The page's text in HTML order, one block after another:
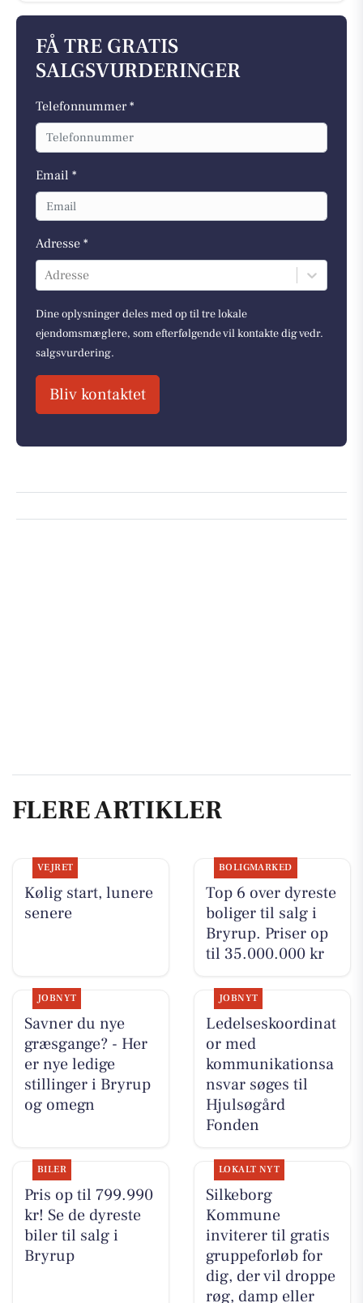
FÅ TRE GRATIS
SALGSVURDERINGER
Telefonnummer *
Email *
Adresse *
Adresse
Dine oplysninger deles med op til tre lokale
ejendomsmæglere, som efterfølgende vil kontakte dig vedr.
salgsvurdering.
Bliv kontaktet
FLERE ARTIKLER
VEJRET
Kølig start, lunere
senere
BOLIGMARKED
Top 6 over dyreste
boliger til salg i
Bryrup. Priser op
til 35.000.000 kr
JOBNYT
Savner du nye
græsgange? - Her
er nye ledige
stillinger i Bryrup
og omegn
JOBNYT
Ledelseskoordinat
or med
kommunikationsa
nsvar søges til
Hjulsøgård
Fonden
BILER
Pris op til 799.990
kr! Se de dyreste
biler til salg i
Bryrup
LOKALT NYT
Silkeborg
Kommune
inviterer til gratis
gruppeforløb for
dig, der vil droppe
røg, damp eller